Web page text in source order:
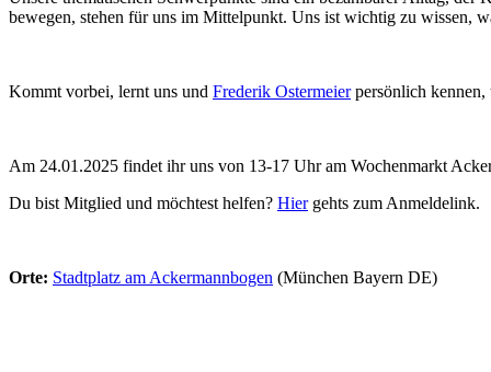
bewegen, stehen für uns im Mittelpunkt. Uns ist wichtig zu wissen,
Kommt vorbei, lernt uns und Frederik Ostermeierpersönlich kennen,
Am 24.01.2025 findet ihr uns von 13-17 Uhr am Wochenmarkt
Du bist Mitglied und möchtest helfen? Hiergehts zum Anmeldelink.
Orte: Stadtplatz am Ackermannbogen (München Bayern DE)